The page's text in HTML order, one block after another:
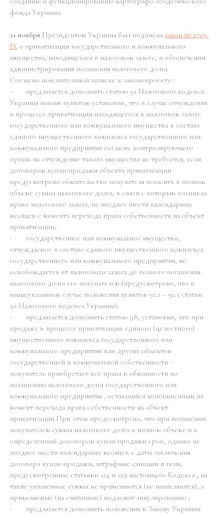
фонда Украины.
21 ноября Президентом Украины был подписан закон № 2719-
IX о приватизации государственного и коммунального
имущества, находящегося в налоговом залоге, и обеспечении
администрирования погашения налогового долга.
Согласно пояснительной записке к законопроекту :
- предлагается дополнить статью 92 Налогового кодекса
Украины новым пунктом установив, что в случае отчуждения
в процессе приватизации находящегося в налоговом залоге
государственного или коммунального имущества в составе
единого имущественного комплекса государственного или
коммунального предприятия согласие контролирующего
органа на отчуждение такого имущества не требуется, если
договором купли-продажи объекта приватизации
предусмотрено обязательство покупателя погасить в полном
объеме суммы налогового долга, в связи с которым возникло
право налогового залога, не позднее шести календарных
месяцев с момента перехода права собственности на объект
приватизации;
- государственное или коммунальное имущество,
отчуждаемое в составе единого имущественного комплекса
государственного или коммунального предприятия, не
освобождается от налогового залога до полного погашения
налогового долга его покупателем (предусмотрено, что в
вышеуказанном случае положения пунктов 92.1 – 92.3 статьи
92 Налогового кодекса Украины);
- предлагается дополнить статью 98, установив, что при
продаже в процессе приватизации единого (целостного)
имущественного комплекса государственного или
коммунального предприятия или других объектов
государственной и коммунальной собственности -
покупатель приобретает все права и обязанности по
погашению налогового долга государственного или
коммунального предприятия , оставшийся непогашенным на
момент перехода права собственности на объект
приватизации При этом предусмотрено, что при погашении
покупателем суммы налогового долга в полном объеме и в
определенный договором купли-продажи срок, однако не
позднее шести календарных месяцев с даты заключения
договора купли-продажи, штрафные санкции и пеня,
предусмотренные статьями 124 и 129 настоящего Кодекса , на
такие уплаченные суммы не применяются (не начисляются), а
применяемые (на считанные) подлежат аннулированию ;
- предлагается дополнить положения к Закону Украины